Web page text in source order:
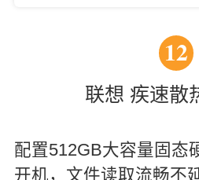
12
联想 疾速散
配置512GB大容量固态
开机，文件读取流畅不